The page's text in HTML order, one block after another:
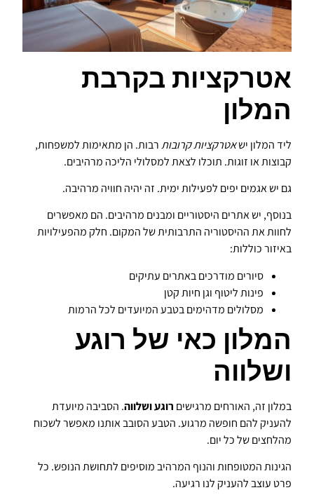
אטרקציות בקרבת
המלון
ליד המלון ישאטרקציות קרובותרבות. הן מתאימות למשפחות,
קבוצות או זוגות. תוכלו לצאת למסלולי הליכה מרהיבים.
גם יש אגמים יפים לפעילות ימית. זה יהיה חוויה מרהיבה.
בנוסף, יש אתרים היסטוריים ומבנים מרהיבים. הם מאפשרים
לחוות את ההיסטוריה התרבותית של המקום. חלק מהפעילויות
באיזורכוללות:
סיורים מודרכים באתרים עתיקים
פינות ליטוף וגן חיות קטן
מסלולים מדהימים בטבע המיועדים לכל הרמות
המלון כאי של רוגע
ושלווה
במלון זה, האורחים מרגישים רוגע ושלווה. הסביבה מיועדת
להעניק להם חופשה מרגוע. הטבע הסובב אותנו מאפשר לשכוח
מהלחצים של כל יום.
הגינות המטופחות והנוף המרהיב מוסיפים לתחושת הנופש. כל
פרט עוצב להעניק לנו רגיעה.